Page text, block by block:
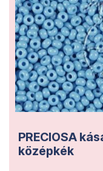
PRECIOSA
középkék